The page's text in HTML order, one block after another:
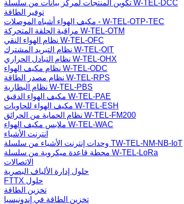
تكوين المنتجات لمركز بيانات من سلسلة W-TEL-DCC
توفير الطاقة
مكيف الهواء أشباه الموصلات - W-TEL-OTP-TEC
مراقبة الحلقة المتحركة W-TEL-OTM
نظام الهواء النقي W-TEL-OFC
نظام التبريد المشترك W-TEL-OIT
نظام التبادل الحراري W-TEL-OHX
نظام مكيف الهواء W-TEL-ODC
نظام مصدر الطاقة W-TEL-RPS
نظام البطارية W-TEL-PBS
مكيف الهواء الدقيق W-TEL-PAE
مكيف الهواء للحاويات W-TEL-ESH
نظام الحماية من الحرائق W-TEL-FM200
ملابس مكيف الهواء W-TEL-WAC
انترنت الأشياء
وحدات إنترنت الأشياء من سلسلة TW-TEL-NM-NB-IoT
محطة قاعدة ميكروية من سلسلة W-TEL-LoRa
الاتصالات
حلول إدارة الألياف البصرية
FTTX حلول
تخزين الطاقة
تخزين الطاقة في إندونيسيا